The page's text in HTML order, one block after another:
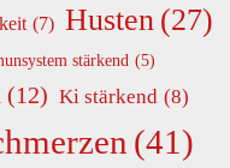
(7) Husten (27)
stärkend (5)
(12) Ki stärkend (8)
(41)